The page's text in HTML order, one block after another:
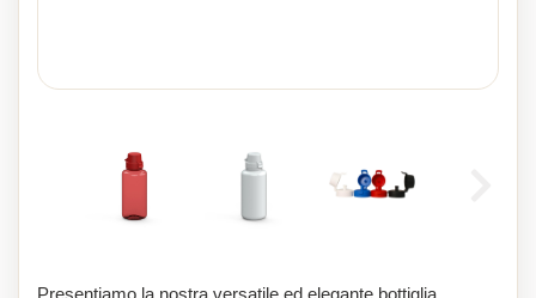
Presentiamo la nostra versatile ed elegante bottiglia